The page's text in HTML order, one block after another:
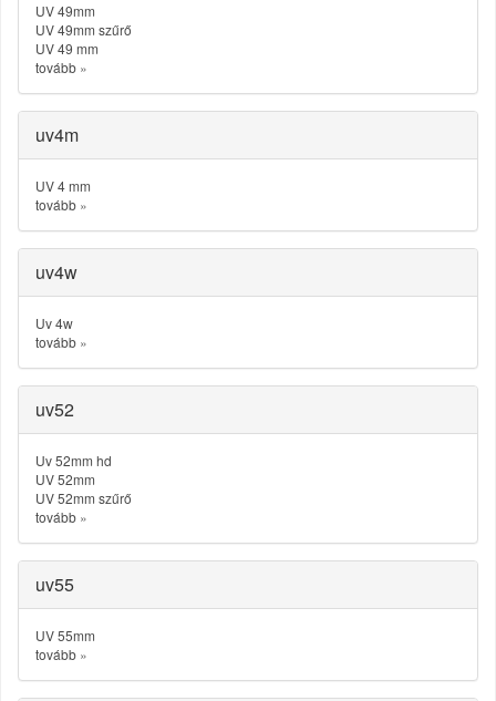
UV 49mm
UV 49mm szűrő
UV 49 mm
tovább »
uv4m
UV 4 mm
tovább »
uv4w
Uv 4w
tovább »
uv52
Uv 52mm hd
UV 52mm
UV 52mm szűrő
tovább »
uv55
UV 55mm
tovább »